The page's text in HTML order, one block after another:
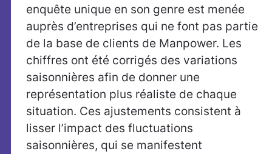
enquête unique en son genre est menée
auprès d’entreprises qui ne font pas partie
de la base de clients de Manpower. Les
chiffres ont été corrigés des variations
saisonnières afin de donner une
représentation plus réaliste de chaque
situation. Ces ajustements consistent à
lisser l’impact des fluctuations
saisonnières, qui se manifestent